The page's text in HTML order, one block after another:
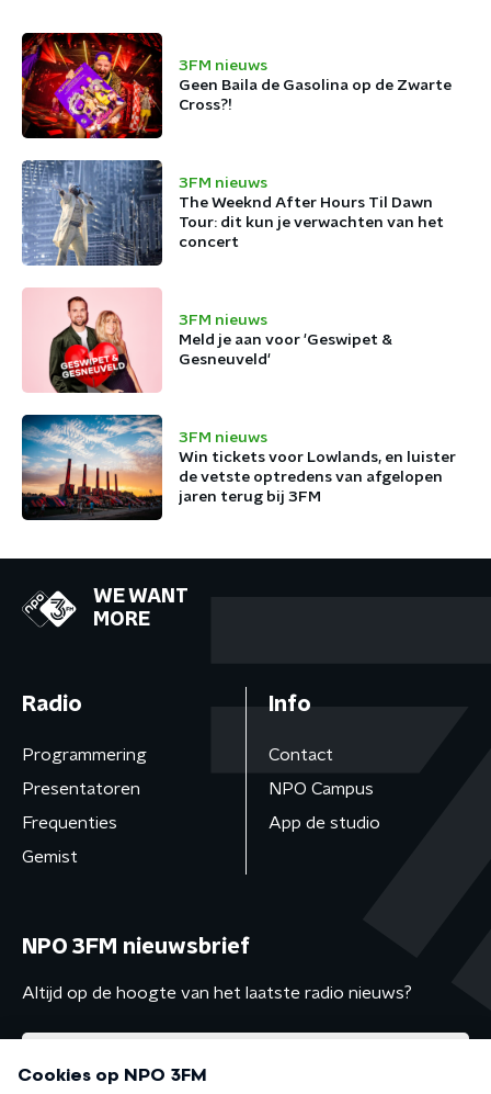
3FM nieuws
Geen Baila de Gasolina op de Zwarte
Cross?!
3FM nieuws
The Weeknd After Hours Til Dawn
Tour: dit kun je verwachten van het
concert
3FM nieuws
Meld je aan voor 'Geswipet &
Gesneuveld'
3FM nieuws
Win tickets voor Lowlands, en luister
de vetste optredens van afgelopen
jaren terug bij 3FM
WE WANT
MORE
Radio
Programmering
Presentatoren
Frequenties
Gemist
Info
Contact
NPO Campus
App de studio
NPO 3FM nieuwsbrief
Altijd op de hoogte van het laatste radio nieuws?